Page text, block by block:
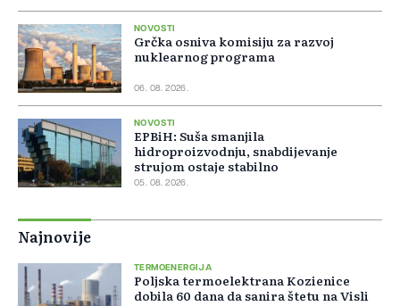
NOVOSTI
Grčka osniva komisiju za razvoj
nuklearnog programa
06. 08. 2026.
NOVOSTI
EPBiH: Suša smanjila
hidroproizvodnju, snabdijevanje
strujom ostaje stabilno
05. 08. 2026.
Najnovije
TERMOENERGIJA
Poljska termoelektrana Kozienice
dobila 60 dana da sanira štetu na Visli